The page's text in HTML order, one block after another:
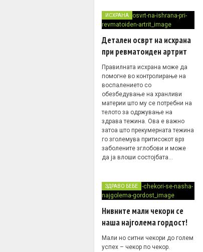
ИСХРАНА
Детален осврт на исхрана
при ревматоиден артрит
Правилната исхрана може да
помогне во контролирање на
воспалението со
обезбедување на хранливи
материи што му се потребни на
телото за одржување на
здрава тежина. Ова е важно
затоа што прекумерната тежина
го зголемува притисокот врз
заболените зглобови и може
да ја влоши состојбата…
ЗДРАВО БЕБЕ
Нивните мали чекори се
наша најголема гордост!
Мали но ситни чекори до голем
успех – чекор по чекор.